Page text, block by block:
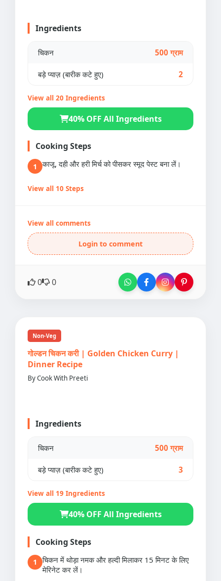
Ingredients
चिकन 500 ग्राम
बड़े प्याज़ (बारीक कटे हुए) 2
View all 20 Ingredients
40% OFF All Ingredients
Cooking Steps
1 काजू, दही और हरी मिर्च को पीसकर स्मूद पेस्ट बना लें।
View all 10 Steps
View all comments
Login to comment
0 0
Non-Veg
गोल्डन चिकन करी | Golden Chicken Curry |
Dinner Recipe
By Cook With Preeti
Ingredients
चिकन 500 ग्राम
बड़े प्याज़ (बारीक कटे हुए) 3
View all 19 Ingredients
40% OFF All Ingredients
Cooking Steps
1
चिकन में थोड़ा नमक और हल्दी मिलाकर 15 मिनट के लिए
मेरिनेट कर लें।